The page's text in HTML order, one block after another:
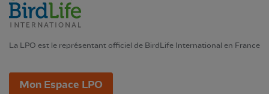
La LPO est le représentant officiel de BirdLife International en France
Mon Espace LPO